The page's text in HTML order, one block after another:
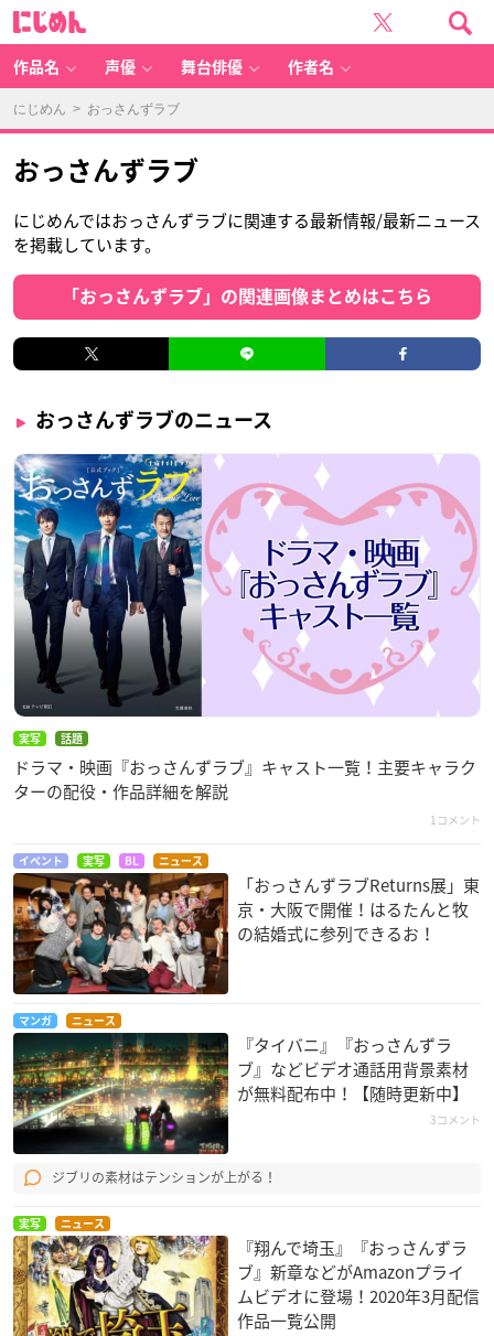
作品名 声優 舞台俳優 作者名
にじめん > おっさんずラブ
おっさんずラブ
にじめんではおっさんずラブに関連する最新情報/最新ニュース
を掲載しています。
「おっさんずラブ」の関連画像まとめはこちら
おっさんずラブのニュース
実写 話題
ドラマ・映画『おっさんずラブ』キャスト一覧！主要キャラク
ターの配役・作品詳細を解説
1コメント
イベント 実写 BL ニュース
「おっさんずラブReturns展」東
京・大阪で開催！はるたんと牧
の結婚式に参列できるお！
マンガ ニュース
『タイバニ』『おっさんずラ
ブ』などビデオ通話用背景素材
が無料配布中！【随時更新中】
3コメント
ジブリの素材はテンションが上がる！
実写 ニュース
『翔んで埼玉』『おっさんずラ
ブ』新章などがAmazonプライ
ムビデオに登場！2020年3月配信
作品一覧公開